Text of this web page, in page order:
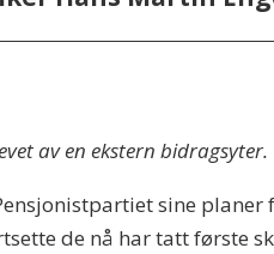
av en ekstern bidragsyter.
sine
de nå har tatt første